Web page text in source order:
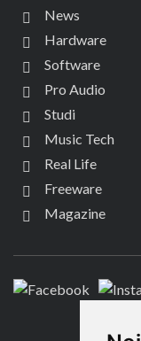
News
Hardware
Software
Pro Audio
Studi
Music Tech
Real Life
Freeware
Magazine